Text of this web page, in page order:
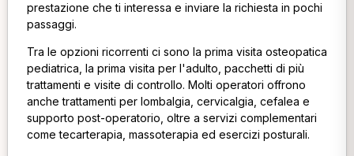
prestazione che ti interessa e inviare la richiesta in pochi
passaggi.
Tra le opzioni ricorrenti ci sono la prima visita osteopatica
pediatrica, la prima visita per l'adulto, pacchetti di più
trattamenti e visite di controllo. Molti operatori offrono
anche trattamenti per lombalgia, cervicalgia, cefalea e
supporto post-operatorio, oltre a servizi complementari
come tecarterapia, massoterapia ed esercizi posturali.